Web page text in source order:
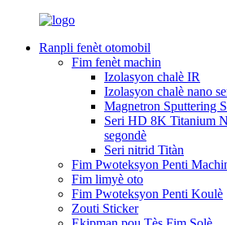
Ranpli fenèt otomobil
Fim fenèt machin
Izolasyon chalè IR
Izolasyon chalè nano
Magnetron Sputtering
Seri HD 8K Titanium
segondè
Seri nitrid Titàn
Fim Pwoteksyon Penti
Fim limyè oto
Fim Pwoteksyon Penti Koulè
Zouti Sticker